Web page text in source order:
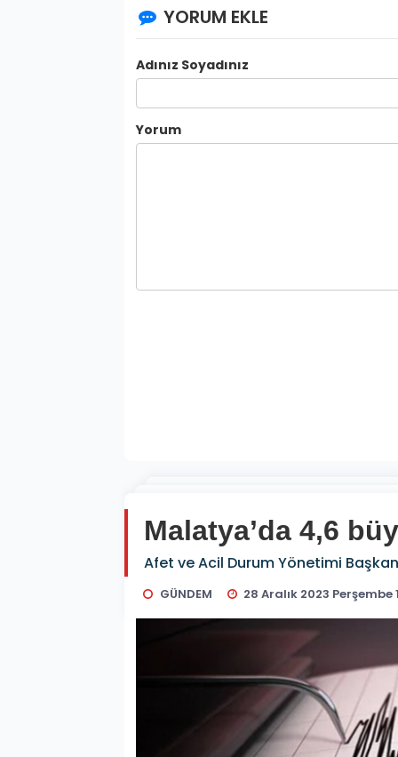
YORUM EKLE
Adınız Soyadınız
Yorum
Malatya’da 4,6
Afet ve Acil Durum Yönetimi
GÜNDEM 28 Aralık 2023 Perşembe